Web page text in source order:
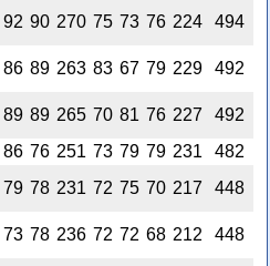
92 90 270 75 73 76 224 494
86 89 263 83 67 79 229 492
89 89 265 70 81 76 227
492
86 76 251 73 79 79 231
482
79 78 231 72 75 70 217 448
73 78 236 72 72 68 212
448